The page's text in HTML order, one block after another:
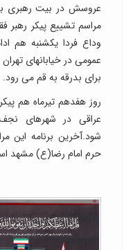
عروسش در بیت رهبری
مراسم تشییع پیکر رهبر
وداع فردا یکشنبه هم
عمومی در خیابانهای
برای بدرقه به قم می رود.
روز هفدهم تیرماه هم
عراقی در شهرهای
شود.آخرین برنامه این
حرم امام رضا(ع) مشهد